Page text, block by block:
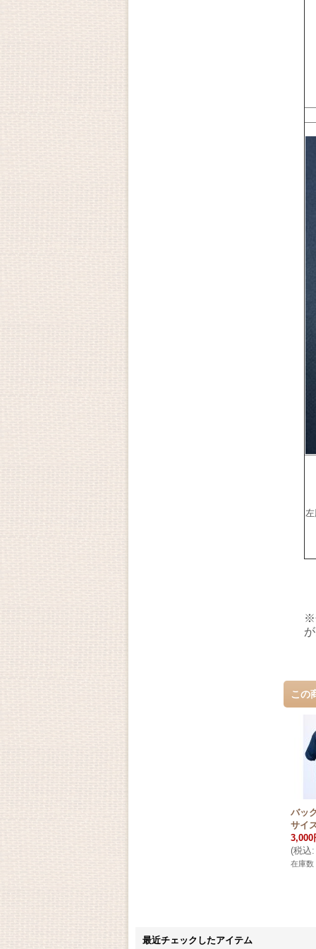
※
この
バッ
サイ
3,000
(税込:
在庫数
最近チェックしたアイテム